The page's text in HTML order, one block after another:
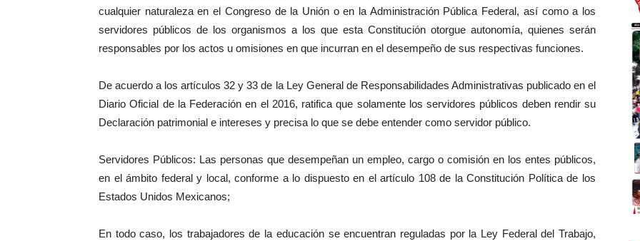
cualquier naturaleza en el Congreso de la Unión o en la Administración Pública Federal, así como a los
servidores públicos de los organismos a los que esta Constitución otorgue autonomía, quienes serán
responsables por los actos u omisiones en que incurran en el desempeño de sus respectivas funciones.
De acuerdo a los artículos 32 y 33 de la Ley General de Responsabilidades Administrativas publicado en el
Diario Oficial de la Federación en el 2016, ratifica que solamente los servidores públicos deben rendir su
Declaración patrimonial e intereses y precisa lo que se debe entender como servidor público.
Servidores Públicos: Las personas que desempeñan un empleo, cargo o comisión en los entes públicos,
en el ámbito federal y local, conforme a lo dispuesto en el artículo 108 de la Constitución Política de los
Estados Unidos Mexicanos;
En todo caso, los trabajadores de la educación se encuentran reguladas por la Ley Federal del Trabajo,